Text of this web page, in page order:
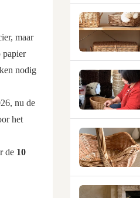
maar
papier
nodig
nu de
het
de 10